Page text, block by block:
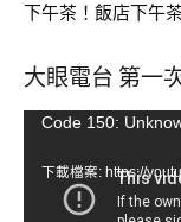
下午茶！飯店下午
大眼電台 第一
視Code 150:
下載檔案: https://